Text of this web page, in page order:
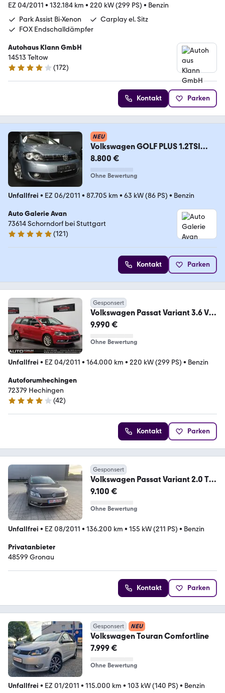
EZ 04/2011 • 132.184 km • 220 kW (299 PS) • Benzin
Park Assist Bi-Xenon
Carplay el. Sitz
FOX Endschalldämpfer
Autohaus Klann GmbH
14513 Teltow
4 Sterne
(172)
Kontakt Parken
NEU
Volkswagen GOLF PLUS 1.2TSI
STYLE
8.800 €
Ohne Bewertung
Unfallfrei • EZ 06/2011 • 87.705 km • 63 kW (86 PS) • Benzin
Auto Galerie Avan
73614 Schorndorf bei Stuttgart
4.9 Sterne
(121)
Kontakt Parken
Gesponsert
Volkswagen Passat Variant 3.6 V6
Highline 4Motion Automatik
9.990 €
Ohne Bewertung
Unfallfrei • EZ 04/2011 • 164.000 km • 220 kW (299 PS) • Benzin
Autoforumhechingen
72379 Hechingen
4.1 Sterne
(42)
Kontakt Parken
Gesponsert
Volkswagen Passat Variant 2.0 TSI
DSG Highline Variant ...
9.100 €
Ohne Bewertung
Unfallfrei • EZ 08/2011 • 136.200 km • 155 kW (211 PS) • Benzin
Privatanbieter
48599 Gronau
Kontakt Parken
Gesponsert NEU
Volkswagen Touran Comfortline
7.999 €
Ohne Bewertung
Unfallfrei • EZ 01/2011 • 115.000 km • 103 kW (140 PS) • Benzin